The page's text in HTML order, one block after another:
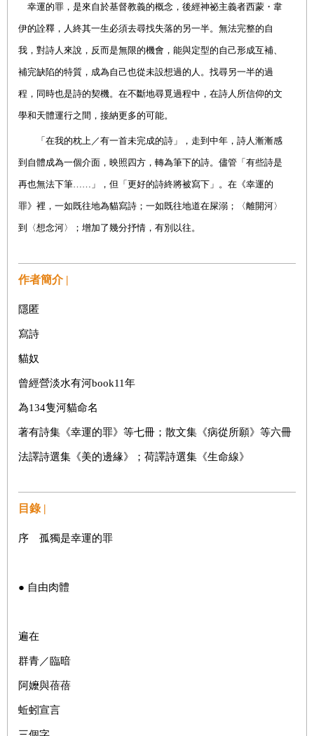
幸運的罪，是來自於基督教義的概念，後經神祕主義者西蒙・韋
伊的詮釋，人終其一生必須去尋找失落的另一半。無法完整的自
我，對詩人來說，反而是無限的機會，能與定型的自己形成互補、
補完缺陷的特質，成為自己也從未設想過的人。找尋另一半的過
程，同時也是詩的契機。在不斷地尋覓過程中，在詩人所信仰的文
學和天體運行之間，接納更多的可能。
「在我的枕上／有一首未完成的詩」，走到中年，詩人漸漸感
到自體成為一個介面，映照四方，轉為筆下的詩。儘管「有些詩是
再也無法下筆……」，但「更好的詩終將被寫下」。在《幸運的
罪》裡，一如既往地為貓寫詩；一如既往地道在屎溺；〈離開河〉
到〈想念河〉；增加了幾分抒情，有別以往。
作者簡介 |
隱匿
寫詩
貓奴
曾經營淡水有河book11年
為134隻河貓命名
著有詩集《幸運的罪》等七冊；散文集《病從所願》等六冊
法譯詩選集《美的邊緣》；荷譯詩選集《生命線》
目錄 |
序 孤獨是幸運的罪
● 自由肉體
遍在
群青／臨暗
阿嬤與蓓蓓
蚯蚓宣言